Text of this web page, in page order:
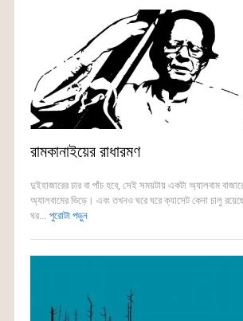
রামকানাইয়ের রাধারমণ
দুইহাজারের চার বা পাঁচ হবে, সেই সময়টায় একটা অ্যালবাম
অ্যালবামের ভিড়ে। এবং তখনও ঘরে ঘরে ক্যাসেট কেনা চালু
ঘর... পুরোটা পড়ুন